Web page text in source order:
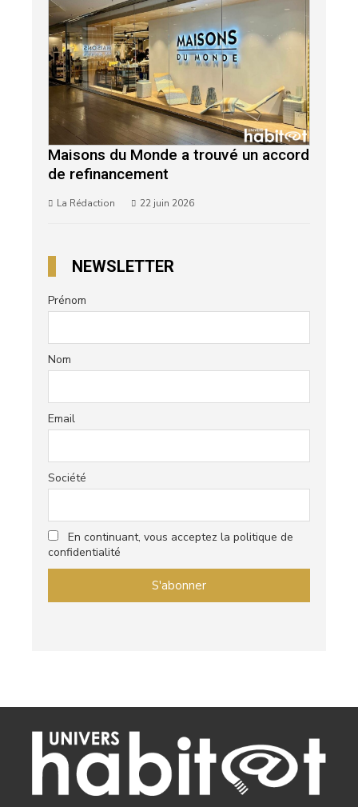
Maisons du Monde a trouvé un accord
de refinancement
La Rédaction 22 juin 2026
NEWSLETTER
Prénom
Nom
Email
Société
En continuant, vous acceptez la politique de
confidentialité